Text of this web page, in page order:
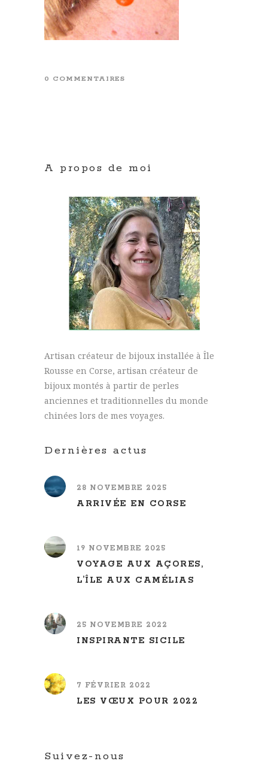
0 COMMENTAIRES
A propos de moi
Artisan créateur de bijoux installée à Île
Rousse en Corse, artisan créateur de
bijoux montés à partir de perles
anciennes et traditionnelles du monde
chinées lors de mes voyages.
Dernières actus
28 NOVEMBRE 2025
ARRIVÉE EN CORSE
19 NOVEMBRE 2025
VOYAGE AUX AÇORES,
L’ÎLE AUX CAMÉLIAS
25 NOVEMBRE 2022
INSPIRANTE SICILE
7 FÉVRIER 2022
LES VŒUX POUR 2022
Suivez-nous